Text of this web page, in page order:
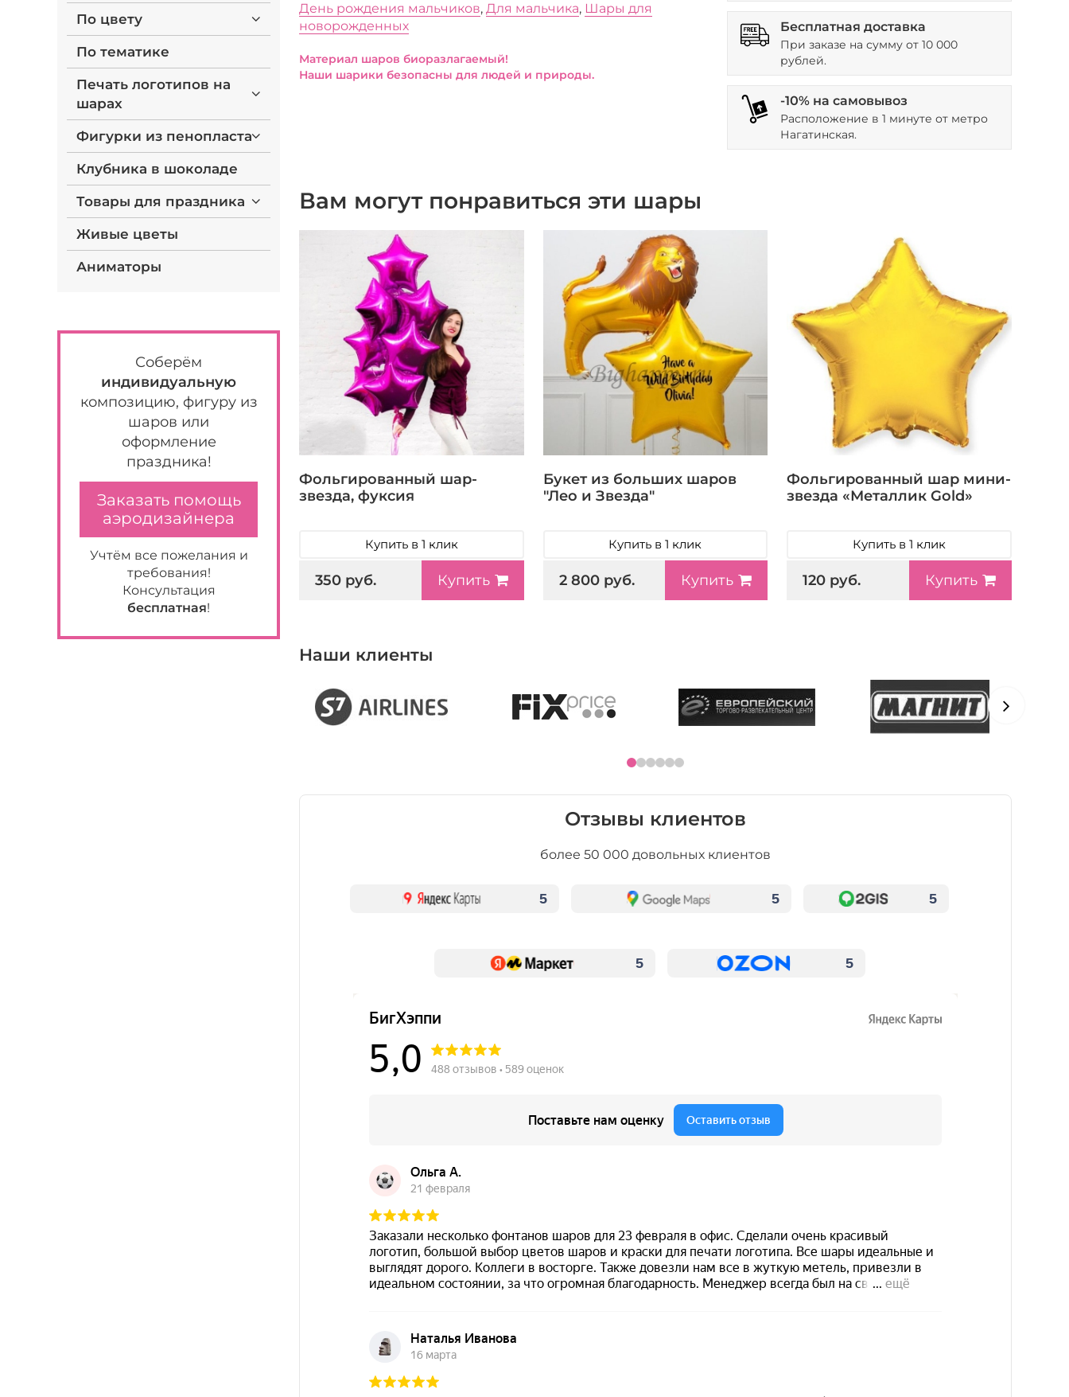
По цвету
По тематике
Печать логотипов на
шарах
Фигурки из пенопласта
Клубника в шоколаде
Товары для праздника
Живые цветы
Аниматоры
Соберём
индивидуальную
композицию, фигуру из
шаров или
оформление
праздника!
Заказать помощь
аэродизайнера
Учтём все пожелания и
требования!
Консультация
бесплатная!
День рождения мальчиков, Для мальчика, Шары для
новорожденных
Материал шаров биоразлагаемый!
Наши шарики безопасны для людей и природы.
Бесплатная доставка
При заказе на сумму от 10 000
рублей.
-10% на самовывоз
Расположение в 1 минуте от метро
Нагатинская.
Вам могут понравиться эти шары
Фольгированный шар-
звезда, фуксия
Купить в 1 клик
350 руб. Купить
Букет из больших шаров
"Лео и Звезда"
Купить в 1 клик
2 800 руб. Купить
Фольгированный шар мини-
звезда «Металлик Gold»
Купить в 1 клик
120 руб. Купить
Наши клиенты
Отзывы клиентов
более 50 000 довольных клиентов
5 5 5
5 5